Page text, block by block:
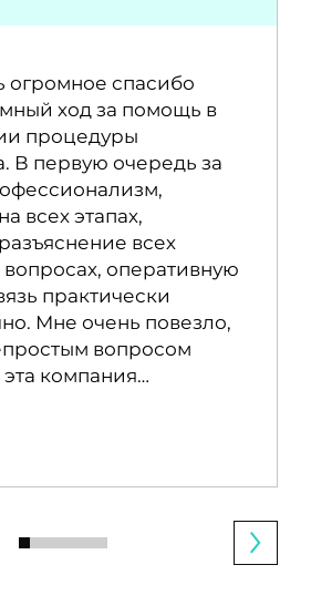
огромное спасибо
ход за помощь в
процедуры
В первую очередь за
всех этапах,
всех
оперативную
практически
Мне очень повезло,
вопросом
компания…